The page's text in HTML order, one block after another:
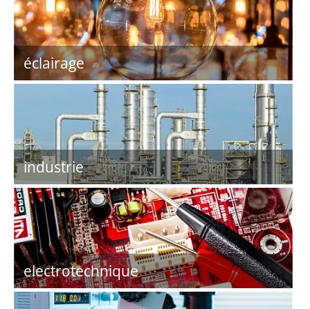
éclairage
industrie
electrotechnique